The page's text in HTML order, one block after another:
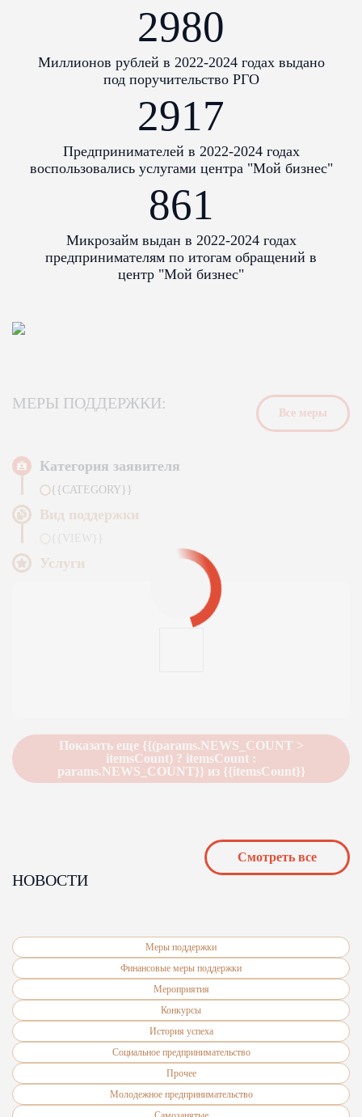
ФИНАНСОВЫЕ ИНСТРУМЕНТЫ
Подробнее
2980
Миллионов рублей в 2022-2024 годах выдано
под поручительство РГО
2917
Предпринимателей в 2022-2024 годах
воспользовались услугами центра "Мой бизнес"
861
Микрозайм выдан в 2022-2024 годах
предпринимателям по итогам обращений в
центр "Мой бизнес"
МЕРЫ ПОДДЕРЖКИ:
Bсе меры
Категория заявителя
{{CATEGORY}}
Вид поддержки
Услуги
Показать еще {{(params.NEWS_COUNT >
itemsCount) ? itemsCount :
params.NEWS_COUNT}} из {{itemsCount}}
НОВОСТИ
Меры поддержки
Финансовые меры поддержки
Мероприятия
Конкурсы
История успеха
Социальное предпринимательство
Прочее
Молодежное предпринимательство
Cмотреть все